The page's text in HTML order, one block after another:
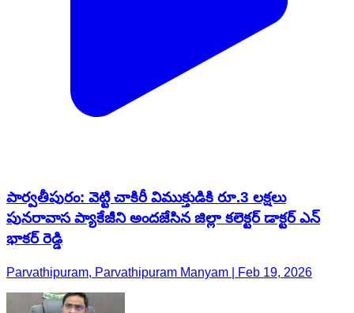
పార్వతీపురం: వెట్టి చాకిరీ విముక్తుడికి రూ.3 లక్షలు
పునరావాస ప్యాకేజీని అందజేసిన జిల్లా కలెక్టర్ డాక్టర్ ఎన్
భాకర్ రెడ్డి
Parvathipuram, Parvathipuram Manyam | Feb 19, 2026